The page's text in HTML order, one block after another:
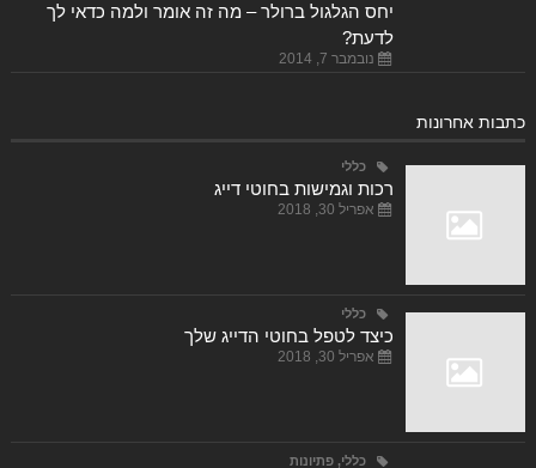
יחס הגלגול ברולר – מה זה אומר ולמה כדאי לך
לדעת?
נובמבר 7, 2014
כתבות אחרונות
כללי
רכות וגמישות בחוטי דייג
אפריל 30, 2018
כללי
כיצד לטפל בחוטי הדייג שלך
אפריל 30, 2018
כללי, פתיונות